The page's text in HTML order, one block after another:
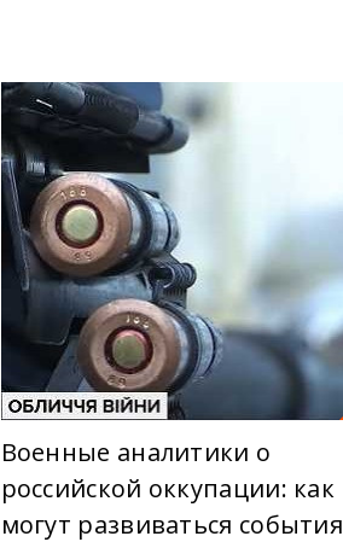
Военные аналитики о
российской оккупации: как
могут развиваться